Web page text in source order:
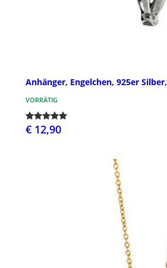
Anhänger, Engelchen, 925er
VORRÄTIG
€ 12,90